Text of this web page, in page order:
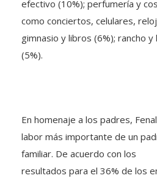
como conciertos, celulares,
gimnasio y libros (6%); rancho y
(5%).
labor más importante de un
familiar. De acuerdo con los
resultados para el 36% de los
primordial de un padre es